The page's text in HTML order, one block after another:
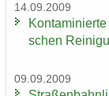
14.09.2009
schen
09.09.2009